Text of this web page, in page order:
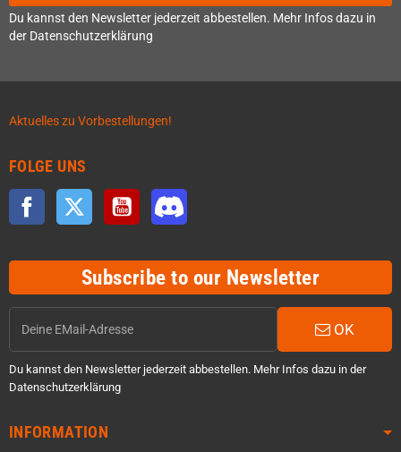
Du kannst den Newsletter jederzeit abbestellen. Mehr Infos dazu in
der Datenschutzerklärung
Aktuelles zu Vorbestellungen!
FOLGE UNS
Facebook Twitter YouTube
Subscribe to our Newsletter
OK
Du kannst den Newsletter jederzeit abbestellen. Mehr Infos dazu in der
Datenschutzerklärung
INFORMATION